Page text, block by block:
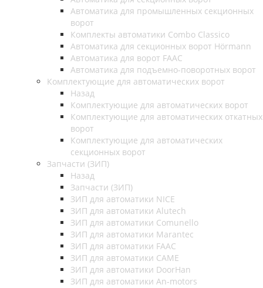
Автоматика для промышленных секционных
ворот
Комплекты автоматики Combo Classico
Автоматика для секционных ворот Hörmann
Автоматика для ворот FAAC
Автоматика для подъемно-поворотных ворот
Комплектующие для автоматических ворот
Назад
Комплектующие для автоматических ворот
Комплектующие для автоматических откатных
ворот
Комплектующие для автоматических
секционных ворот
Запчасти (ЗИП)
Назад
Запчасти (ЗИП)
ЗИП для автоматики NICE
ЗИП для автоматики Alutech
ЗИП для автоматики Comunello
ЗИП для автоматики Marantec
ЗИП для автоматики FAAC
ЗИП для автоматики CAME
ЗИП для автоматики DoorHan
ЗИП для автоматики An-motors